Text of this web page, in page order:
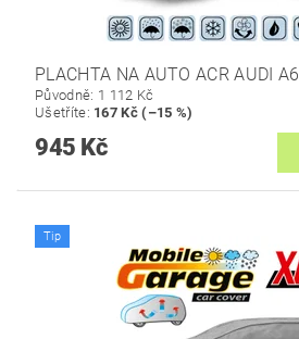
PLACHTA NA AUTO ACR AUDI A6
Původně: 1 112 Kč
Ušetříte: 167 Kč (–15 %)
945 Kč
Tip